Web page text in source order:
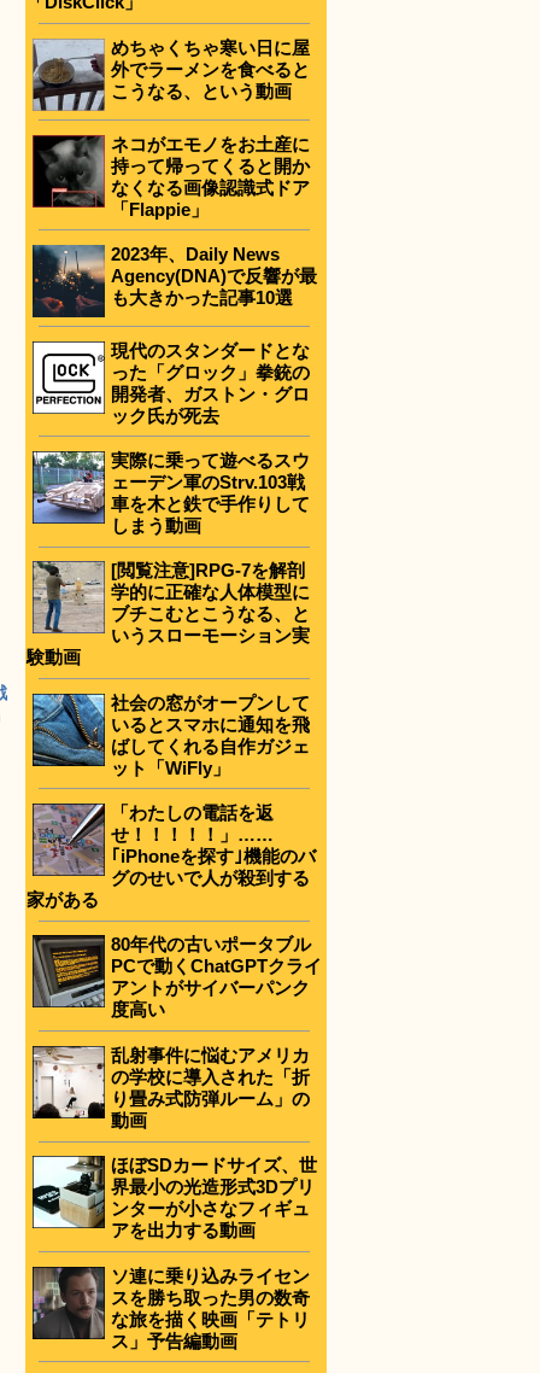
めちゃくちゃ寒い日に屋
外でラーメンを食べると
こうなる、という動画
ネコがエモノをお土産に
持って帰ってくると開か
なくなる画像認識式ドア
「Flappie」
2023年、Daily News
Agency(DNA)で反響が最
も大きかった記事10選
現代のスタンダードとな
った「グロック」拳銃の
開発者、ガストン・グロ
ック氏が死去
実際に乗って遊べるスウ
ェーデン軍のStrv.103戦
車を木と鉄で手作りして
しまう動画
[閲覧注意]RPG-7を解剖
学的に正確な人体模型に
ブチこむとこうなる、と
いうスローモーション実
験動画
社会の窓がオープンして
いるとスマホに通知を飛
ばしてくれる自作ガジェ
ット「WiFly」
「わたしの電話を返
せ！！！！！」……
｢iPhoneを探す｣機能のバ
グのせいで人が殺到する
家がある
80年代の古いポータブル
PCで動くChatGPTクライ
アントがサイバーパンク
度高い
乱射事件に悩むアメリカ
の学校に導入された「折
り畳み式防弾ルーム」の
動画
ほぼSDカードサイズ、世
界最小の光造形式3Dプリ
ンターが小さなフィギュ
アを出力する動画
ソ連に乗り込みライセン
スを勝ち取った男の数奇
な旅を描く映画「テトリ
ス」予告編動画